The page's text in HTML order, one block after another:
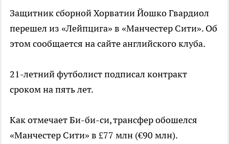
Защитник сборной Хорватии Йошко Гвардиол
перешел из «Лейпцига» в «Манчестер Сити». Об
этом сообщается на сайте английского клуба.
21-летний футболист подписал контракт
сроком на пять лет.
Как отмечает Би-би-си, трансфер обошелся
«Манчестер Сити» в £77 млн (€90 млн).